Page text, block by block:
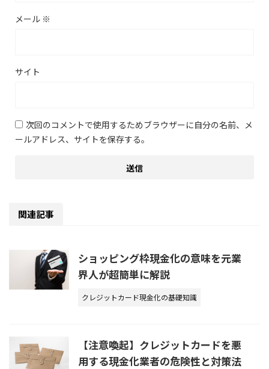
メール ※
サイト
次回のコメントで使用するためブラウザーに自分の名前、メ
ールアドレス、サイトを保存する。
関連記事
ショッピング枠現金化の意味を元業
界人が超簡単に解説
クレジットカード現金化の基礎知識
【注意喚起】クレジットカードを悪
用する現金化業者の危険性と対策法